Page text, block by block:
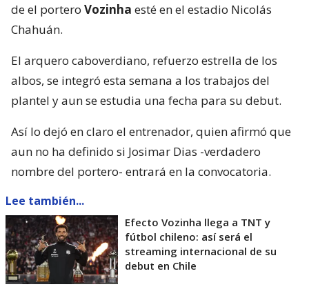
de el portero Vozinha esté en el estadio Nicolás
Chahuán.
El arquero caboverdiano, refuerzo estrella de los
albos, se integró esta semana a los trabajos del
plantel y aun se estudia una fecha para su debut.
Así lo dejó en claro el entrenador, quien afirmó que
aun no ha definido si Josimar Dias -verdadero
nombre del portero- entrará en la convocatoria.
Lee también...
Efecto Vozinha llega a TNT y
fútbol chileno: así será el
streaming internacional de su
debut en Chile